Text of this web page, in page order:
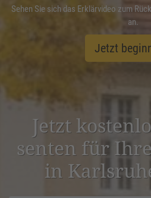
Sehen Sie sich das Erklärvideo zum
an.
Jetzt
Jetzt
senten für
in